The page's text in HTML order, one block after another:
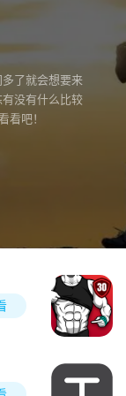
了就会想要来
没有什么比较
看吧！